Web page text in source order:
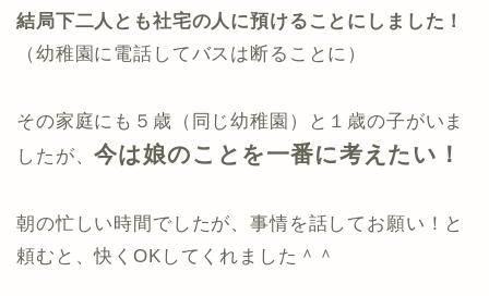
結局下二人とも社宅の人に預けることにしました！
（幼稚園に電話してバスは断ることに）
その家庭にも５歳（同じ幼稚園）と１歳の子がいま
したが、今は娘のことを一番に考えたい！
朝の忙しい時間でしたが、事情を話してお願い！と
頼むと、快くOKしてくれました＾＾